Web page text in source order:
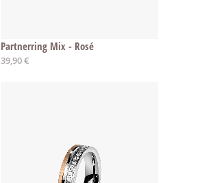
Partnerring Mix - Rosé
39,90 €